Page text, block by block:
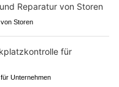
Storen
Unternehmen